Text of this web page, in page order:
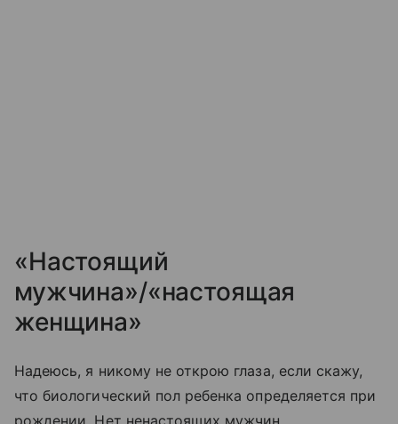
«Настоящий
мужчина»/«настоящая
женщина»
Надеюсь, я никому не открою глаза, если скажу,
что биологический пол ребенка определяется при
рождении. Нет ненастоящих мужчин